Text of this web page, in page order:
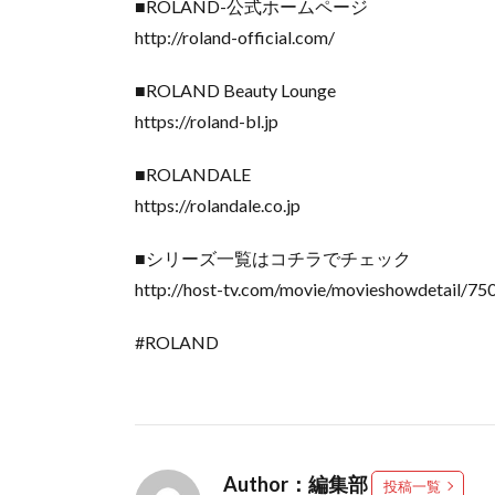
■ROLAND-公式ホームページ
http://roland-official.com/
■ROLAND Beauty Lounge
https://roland-bl.jp
■ROLANDALE
https://rolandale.co.jp
■シリーズ一覧はコチラでチェック
http://host-tv.com/movie/movieshowdetail/
#ROLAND
Author：編集部 投稿一覧